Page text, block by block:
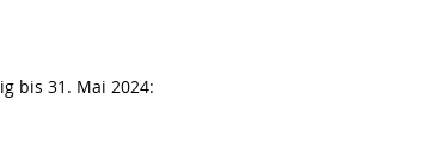
bis 31. Mai 2024: